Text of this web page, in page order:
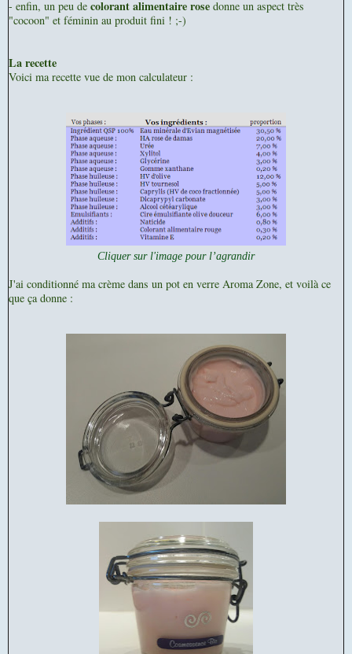
- enfin, un peu de colorant alimentaire rose donne un aspect très
"cocoon" et féminin au produit fini ! ;-)
La recette
Voici ma recette vue de mon calculateur :
Cliquer sur l'image pour l’agrandir
J'ai conditionné ma crème dans un pot en verre Aroma Zone, et voilà ce
que ça donne :